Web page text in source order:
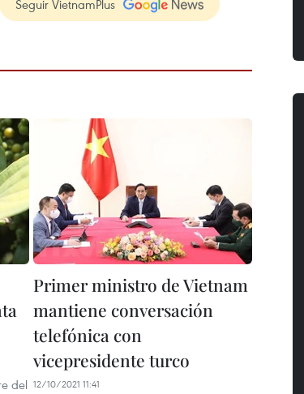
Seguir VietnamPlus
del
Primer ministro de Vietnam
mantiene conversación
telefónica con
vicepresidente turco
12/10/2021 11:41